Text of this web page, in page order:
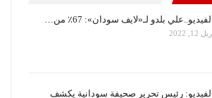
بلدو لـ«لايف سودان»: 67٪ من…
12, 2022
رئيس تحرير صحيفة سودانية يكشف